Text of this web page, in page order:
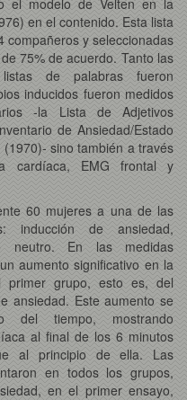
en el contenido. Esta lista
compañeros y seleccionadas
75% de acuerdo. Tanto las
de palabras fueron
inducidos fueron medidos
-la Lista de Adjetivos
de Ansiedad/Estado
sino también a través
cardíaca, EMG frontal y
60 mujeres a una de las
inducción de ansiedad,
neutro. En las medidas
aumento significativo en la
grupo, esto es, del
ansiedad. Este aumento se
del tiempo, mostrando
al final de los 6 minutos
al principio de ella. Las
en todos los grupos,
en el primer ensayo,